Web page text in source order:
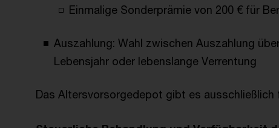
Einmalige Sonderprämie von 200 € für
Auszahlung: Wahl zwischen Auszahlung
Lebensjahr oder lebenslange Verrentung
Das Altersvorsorgedepot gibt es